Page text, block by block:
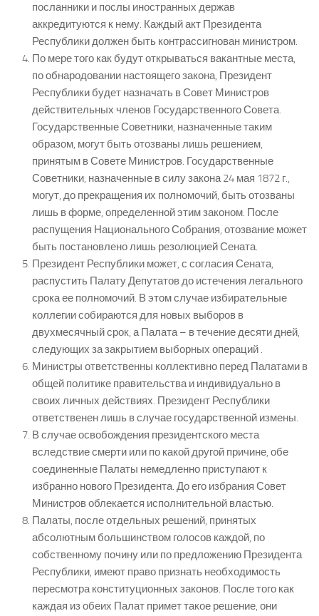
посланники и послы иностранных держав
аккредитуются к нему. Каждый акт Президента
Республики должен быть контрассигнован министром.
По мере того как будут открываться вакантные места,
по обнародовании настоящего закона, Президент
Республики будет назначать в Совет Министров
действительных членов Государственного Совета.
Государственные Советники, назначенные таким
образом, могут быть отозваны лишь решением,
принятым в Совете Министров. Государственные
Советники, назначенные в силу закона 24 мая 1872 г.,
могут, до прекращения их полномочий, быть отозваны
лишь в форме, определенной этим законом. После
распущения Национального Собрания, отозвание может
быть постановлено лишь резолюцией Сената.
Президент Республики может, с согласия Сената,
распустить Палату Депутатов до истечения легального
срока ее полномочий. В этом случае избирательные
коллегии собираются для новых выборов в
двухмесячный срок, а Палата – в течение десяти дней,
следующих за закрытием выборных операций .
Министры ответственны коллективно перед Палатами в
общей политике правительства и индивидуально в
своих личных действиях. Президент Республики
ответственен лишь в случае государственной измены.
В случае освобождения президентского места
вследствие смерти или по какой другой причине, обе
соединенные Палаты немедленно приступают к
избранно нового Президента. До его избрания Совет
Министров облекается исполнительной властью.
Палаты, после отдельных решений, принятых
абсолютным большинством голосов каждой, по
собственному почину или по предложению Президента
Республики, имеют право признать необходимость
пересмотра конституционных законов. После того как
каждая из обеих Палат примет такое решение, они